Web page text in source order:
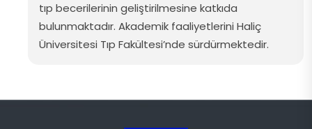
tıp becerilerinin geliştirilmesine katkıda
bulunmaktadır. Akademik faaliyetlerini Haliç
Üniversitesi Tıp Fakültesi’nde sürdürmektedir.